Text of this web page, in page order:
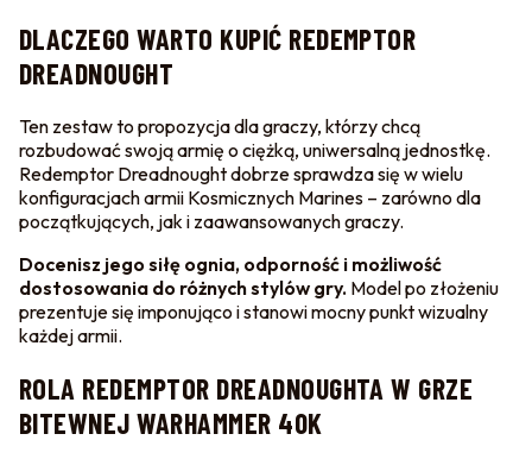
DLACZEGO WARTO KUPIĆ REDEMPTOR
DREADNOUGHT
Ten zestaw to propozycja dla graczy, którzy chcą
rozbudować swoją armię o ciężką, uniwersalną jednostkę.
Redemptor Dreadnought dobrze sprawdza się w wielu
konfiguracjach armii Kosmicznych Marines – zarówno dla
początkujących, jak i zaawansowanych graczy.
Docenisz jego siłę ognia, odporność i możliwość
dostosowania do różnych stylów gry. Model po złożeniu
prezentuje się imponująco i stanowi mocny punkt wizualny
każdej armii.
ROLA REDEMPTOR DREADNOUGHTA W GRZE
BITEWNEJ WARHAMMER 40K